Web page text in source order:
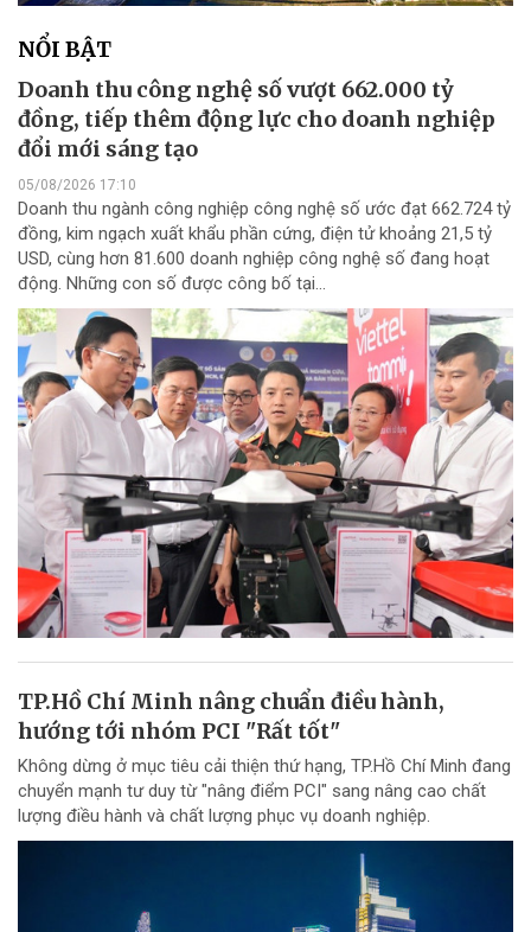
NỔI BẬT
Doanh thu công nghệ số vượt 662.000 tỷ
đồng, tiếp thêm động lực cho doanh nghiệp
đổi mới sáng tạo
05/08/2026 17:10
Doanh thu ngành công nghiệp công nghệ số ước đạt 662.724 tỷ
đồng, kim ngạch xuất khẩu phần cứng, điện tử khoảng 21,5 tỷ
USD, cùng hơn 81.600 doanh nghiệp công nghệ số đang hoạt
động. Những con số được công bố tại...
TP.Hồ Chí Minh nâng chuẩn điều hành,
hướng tới nhóm PCI "Rất tốt"
Không dừng ở mục tiêu cải thiện thứ hạng, TP.Hồ Chí Minh đang
chuyển mạnh tư duy từ "nâng điểm PCI" sang nâng cao chất
lượng điều hành và chất lượng phục vụ doanh nghiệp.